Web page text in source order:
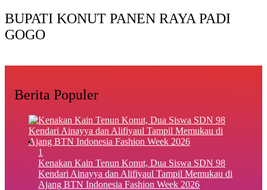
BUPATI KONUT PANEN RAYA PADI
GOGO
Berita Populer
1
‎Kenakan Kain Tenun Konut, Dua Siswa SDN 98
Kendari Ainayya dan Alifiyaul Tampil Memukau di
Ajang BTN Indonesia Fashion Week 2026